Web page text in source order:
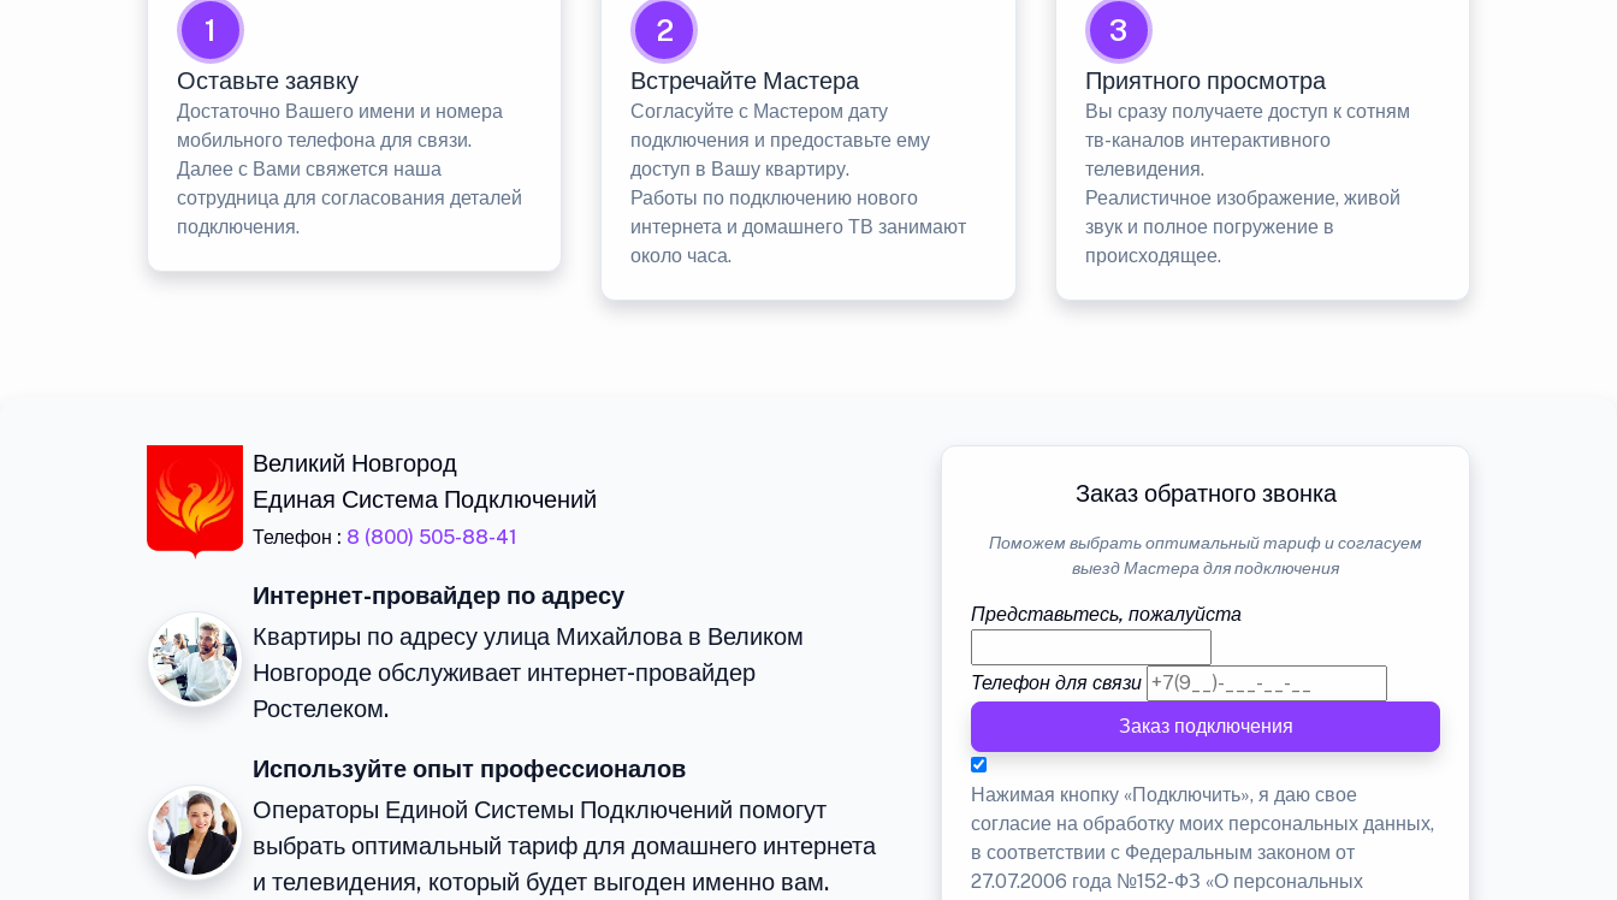
1
Оставьте заявку
Достаточно Вашего имени и номера
мобильного телефона для связи.
Далее с Вами свяжется наша
сотрудница для согласования деталей
подключения.
2
Встречайте Мастера
Согласуйте с Мастером дату
подключения и предоставьте ему
доступ в Вашу квартиру.
Работы по подключению нового
интернета и домашнего ТВ занимают
около часа.
3
Приятного просмотра
Вы сразу получаете доступ к сотням
тв-каналов интерактивного
телевидения.
Реалистичное изображение, живой
звук и полное погружение в
происходящее.
Великий Новгород
Единая Система Подключений
Телефон : 8 (800) 505-88-41
Интернет-провайдер по адресу
Квартиры по адресу улица Михайлова в Великом
Новгороде обслуживает интернет-провайдер
Ростелеком.
Используйте опыт профессионалов
Операторы Единой Системы Подключений помогут
выбрать оптимальный тариф для домашнего интернета
и телевидения, который будет выгоден именно вам.
Заказ обратного звонка
Поможем выбрать оптимальный тариф и согласуем
выезд Мастера для подключения
Представьтесь, пожалуйста
Телефон для связи
Заказ подключения
Нажимая кнопку «Подключить», я даю свое
согласие на обработку моих персональных данных,
в соответствии с Федеральным законом от
27.07.2006 года №152-ФЗ «О персональных